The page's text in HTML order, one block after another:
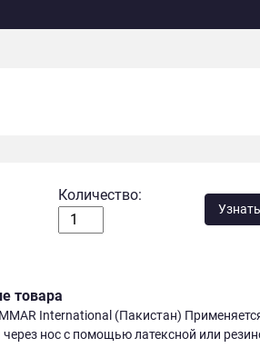
Количество:
товара
International (Пакистан)
нос с помощью латексной или